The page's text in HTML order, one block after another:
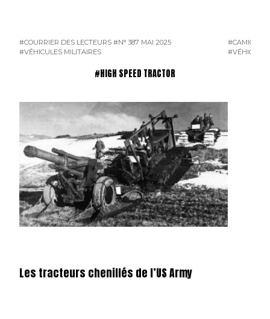
#COURRIER DES LECTEURS #N° 387 MAI 2025
#VÉHICULES MILITAIRES
#CAMION
#HIGH SPEED TRACTOR
Les tracteurs chenillés de l’US Army